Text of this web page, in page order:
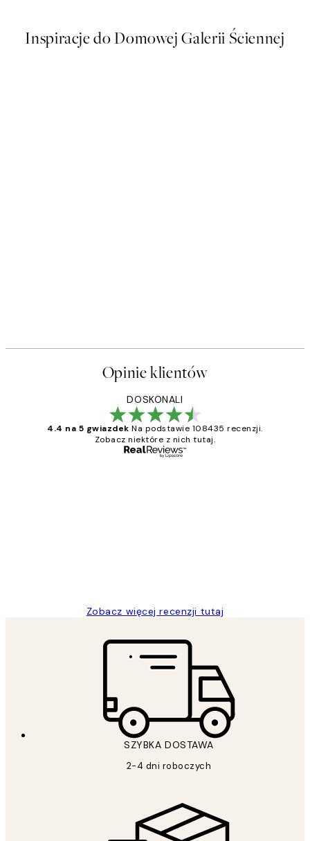
Inspiracje do Domowej Galerii Ściennej
Opinie klientów
DOSKONALI
4.4 na 5 gwiazdek Na podstawie 108435 recenzji.
Zobacz niektóre z nich tutaj.
Zobacz więcej recenzji tutaj
SZYBKA DOSTAWA
2-4 dni roboczych